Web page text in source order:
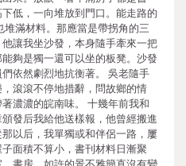
低，一向堆放到門口。能走路的
滿材料。那應當是帶拐角的三
讓我坐沙發，本身隨手牽來一把
夠是獨一還可以坐的板凳。沙發
依然劇烈地抗衡著。 吳老隨手
滾滾不停地措辭，問故鄉的情
濃濃的皖南味。 十幾年前我和
發后我給他送樣報，他曾經搬進
以后，我單獨或和伴侶一路，屢
面積不算小，書刊材料日漸聚